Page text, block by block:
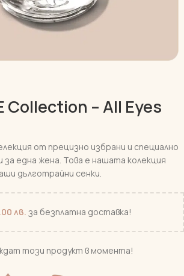
Collection – All Eyes
от прецизно избрани и специално
за една жена. Това е нашата колекция
дълготрайни сенки.
лв. за безплатна доставка!
този продукт в момента!